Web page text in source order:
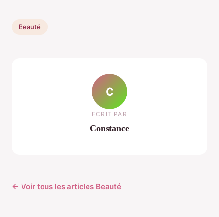
Beauté
C
ECRIT PAR
Constance
← Voir tous les articles Beauté